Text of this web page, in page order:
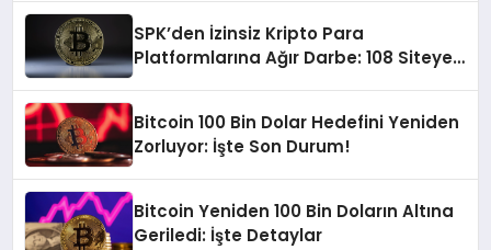
SPK’den İzinsiz Kripto Para
Platformlarına Ağır Darbe: 108 Siteye
Bitcoin 100 Bin Dolar Hedefini Yeniden
Zorluyor: İşte Son Durum!
Bitcoin Yeniden 100 Bin Doların Altına
Geriledi: İşte Detaylar